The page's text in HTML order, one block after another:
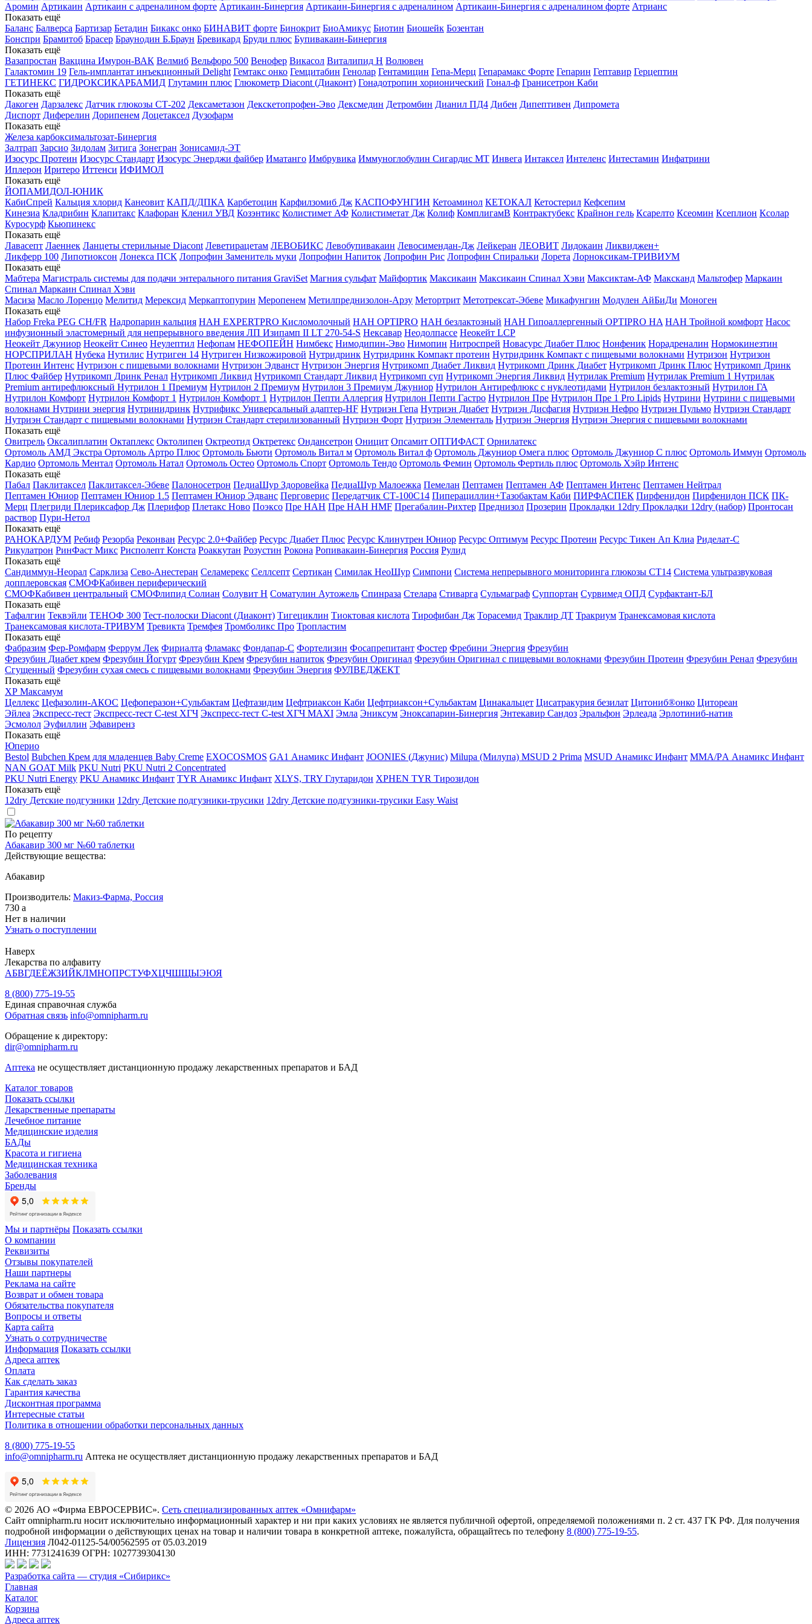
Аромин Артикаин Артикаин с адреналином форте Артикаин-Бинергия Артикаин-Бинергия с адреналином Артикаин-Бинергия с адреналином форте Атрианс
Показать ещё
Баланс Балверса Бартизар Бетадин Бикакс онко БИНАВИТ форте Бинокрит БиоАмикус Биотин Биошейк Бозентан
Бонспри Брамитоб Брасер Браунодин Б.Браун Бревикард Бруди плюс Бупивакаин-Бинергия
Показать ещё
Вазапростан Вакцина Имурон-ВАК Велмиб Вельфоро 500 Венофер Викасол Виталипид Н Волювен
Галактомин 19 Гель-имплантат инъекционный Delight Гемтакс онко Гемцитабин Генолар Гентамицин Гепа-Мерц Гепарамакс Форте Гепарин Гептавир Герцептин
ГЕТИНЕКС ГИДРОКСИКАРБАМИД Глутамин плюс Глюкометр Diacont (Диаконт) Гонадотропин хорионический Гонал-ф Гранисетрон Каби
Показать ещё
Дакоген Дарзалекс Датчик глюкозы СТ-202 Дексаметазон Декскетопрофен-Эво Дексмедин Детромбин Дианил ПД4 Дибен Дипептивен Дипромета
Диспорт Диферелин Дорипенем Доцетаксел Дузофарм
Показать ещё
Железа карбоксимальтозат-Бинергия
Залтрап Зарсио Зидолам Зитига Зонегран Зонисамид-ЭТ
Изосурс Протеин Изосурс Стандарт Изосурс Энерджи файбер Иматанго Имбрувика Иммуноглобулин Сигардис МТ Инвега Интаксел Интеленс Интестамин Инфатрини
Иплерон Иритеро Иттенси ИФИМОЛ
Показать ещё
ЙОПАМИДОЛ-ЮНИК
КабиСпрей Кальция хлорид Канеовит КАПД/ДПКА Карбетоцин Карфилзомиб Дж КАСПОФУНГИН Кетоаминол КЕТОКАЛ Кетостерил Кефсепим
Кинезиа Кладрибин Клапитакс Клафоран Кленил УВД Козэнтикс Колистимет АФ Колистиметат Дж Колиф КомплигамВ Контрактубекс Крайнон гель Ксарелто Ксеомин Ксеплион Ксолар
Куросурф Кьюпинекс
Показать ещё
Лавасепт Лаеннек Ланцеты стерильные Diacont Леветирацетам ЛЕВОБИКС Левобупивакаин Левосимендан-Дж Лейкеран ЛЕОВИТ Лидокаин Ликвиджен+
Ликферр 100 Липотиоксон Лонекса ПСК Лопрофин Заменитель муки Лопрофин Напиток Лопрофин Рис Лопрофин Спиральки Лорета Лорноксикам-ТРИВИУМ
Показать ещё
Мабтера Магистраль системы для подачи энтерального питания GraviSet Магния сульфат Майфортик Максикаин Максикаин Спинал Хэви Максиктам-АФ Максканд Мальтофер Маркаин
Спинал Маркаин Спинал Хэви
Масиза Масло Лоренцо Мелитид Мерексид Меркаптопурин Меропенем Метилпреднизолон-Арзу Метортрит Метотрексат-Эбеве Микафунгин Модулен АйБиДи Моноген
Показать ещё
Набор Freka PEG CH/FR Надропарин кальция НАН EXPERTPRO Кисломолочный НАН OPTIPRO НАН безлактозный НАН Гипоаллергенный OPTIPRO HA НАН Тройной комфорт Насос
инфузионный эластомерный для непрерывного введения ЛП Изипамп II LT 270-54-S Нексавар Неодолпассе Неокейт LCP
Неокейт Джуниор Неокейт Синео Неулептил Нефопам НЕФОПЕЙН Нимбекс Нимодипин-Эво Нимопин Нитроспрей Новасурс Диабет Плюс Нонфеник Норадреналин Нормокинезтин
НОРСПРИЛАН Нубека Нутилис Нутриген 14 Нутриген Низкожировой Нутридринк Нутридринк Компакт протеин Нутридринк Компакт с пищевыми волокнами Нутризон Нутризон
Протеин Интенс Нутризон с пищевыми волокнами Нутризон Эдванст Нутризон Энергия Нутрикомп Диабет Ликвид Нутрикомп Дринк Диабет Нутрикомп Дринк Плюс Нутрикомп Дринк
Плюс Файбер Нутрикомп Дринк Ренал Нутрикомп Ликвид Нутрикомп Стандарт Ликвид Нутрикомп суп Нутрикомп Энергия Ликвид Нутрилак Premium Нутрилак Premium 1 Нутрилак
Premium антирефлюксный Нутрилон 1 Премиум Нутрилон 2 Премиум Нутрилон 3 Премиум Джуниор Нутрилон Антирефлюкс с нуклеотидами Нутрилон безлактозный Нутрилон ГА
Нутрилон Комфорт Нутрилон Комфорт 1 Нутрилон Комфорт 1 Нутрилон Пепти Аллергия Нутрилон Пепти Гастро Нутрилон Пре Нутрилон Пре 1 Pro Lipids Нутрини Нутрини с пищевыми
волокнами Нутрини энергия Нутринидринк Нутрификс Универсальный адаптер-HF Нутриэн Гепа Нутриэн Диабет Нутриэн Дисфагия Нутриэн Нефро Нутриэн Пульмо Нутриэн Стандарт
Нутриэн Стандарт с пищевыми волокнами Нутриэн Стандарт стерилизованный Нутриэн Форт Нутриэн Элементаль Нутриэн Энергия Нутриэн Энергия с пищевыми волокнами
Показать ещё
Овитрель Оксалиплатин Октаплекс Октолипен Октреотид Октретекс Ондансетрон Оницит Опсамит ОПТИФАСТ Орнилатекс
Ортомоль АМД Экстра Ортомоль Артро Плюс Ортомоль Бьюти Ортомоль Витал м Ортомоль Витал ф Ортомоль Джуниор Омега плюс Ортомоль Джуниор С плюс Ортомоль Иммун Ортомоль
Кардио Ортомоль Ментал Ортомоль Натал Ортомоль Остео Ортомоль Спорт Ортомоль Тендо Ортомоль Фемин Ортомоль Фертиль плюс Ортомоль Хэйр Интенс
Показать ещё
Пабал Паклитаксел Паклитаксел-Эбеве Палоносетрон ПедиаШур Здоровейка ПедиаШур Малоежка Пемелан Пептамен Пептамен АФ Пептамен Интенс Пептамен Нейтрал
Пептамен Юниор Пептамен Юниор 1.5 Пептамен Юниор Эдванс Перговерис Передатчик СТ-100С14 Пиперациллин+Тазобактам Каби ПИРФАСПЕК Пирфенидон Пирфенидон ПСК ПК-
Мерц Плегриди Плериксафор Дж Плерифор Плетакс Ново Поэксо Пре НАН Пре НАН HMF Прегабалин-Рихтер Преднизол Прозерин Прокладки 12dry Прокладки 12dry (набор) Пронтосан
раствор Пури-Нетол
Показать ещё
РАНОКАРДУМ Ребиф Резорба Реконван Ресурс 2.0+Файбер Ресурс Диабет Плюс Ресурс Клинутрен Юниор Ресурс Оптимум Ресурс Протеин Ресурс Тикен Ап Клиа Риделат-С
Рикулатрон РинФаст Микс Рисполепт Конста Роаккутан Розустин Рокона Ропивакаин-Бинергия Россия Рулид
Показать ещё
Сандиммун-Неорал Сарклиза Сево-Анестеран Селамерекс Селлсепт Сертикан Симилак НеоШур Симпони Система непрерывного мониторинга глюкозы СТ14 Система ультразвуковая
допплеровская СМОФКабивен периферический
СМОФКабивен центральный СМОФлипид Солиан Солувит Н Соматулин Аутожель Спинраза Стелара Стиварга Сульмаграф Суппортан Сурвимед ОПД Сурфактант-БЛ
Показать ещё
Тафалгин Теквэйли ТЕНОФ 300 Тест-полоски Diacont (Диаконт) Тигециклин Тиоктовая кислота Тирофибан Дж Торасемид Траклир ДТ Тракриум Транексамовая кислота
Транексамовая кислота-ТРИВУМ Тревикта Тремфея Тромболикс Про Тропластим
Показать ещё
Фабразим Фер-Ромфарм Феррум Лек Фириалта Фламакс Фондапар-С Фортелизин Фосапрепитант Фостер Фребини Энергия Фрезубин
Фрезубин Диабет крем Фрезубин Йогурт Фрезубин Крем Фрезубин напиток Фрезубин Оригинал Фрезубин Оригинал с пищевыми волокнами Фрезубин Протеин Фрезубин Ренал Фрезубин
Сгущенный Фрезубин сухая смесь с пищевыми волокнами Фрезубин Энергия ФУЛВЕДЖЕКТ
Показать ещё
ХР Максамум
Целлекс Цефазолин-АКОС Цефоперазон+Сульбактам Цефтазидим Цефтриаксон Каби Цефтриаксон+Сульбактам Цинакальцет Цисатракурия безилат Цитониб®онко Цитореан
Эйлеа Экспресс-тест Экспресс-тест C-test ХГЧ Экспресс-тест C-test ХГЧ MAXI Эмла Эниксум Эноксапарин-Бинергия Энтекавир Сандоз Эральфон Эрлеада Эрлотиниб-натив
Эсмолол Эуфиллин Эфавиренз
Показать ещё
Юперио
Bestol Bubchen Крем для младенцев Baby Creme EXOCOSMOS GA1 Анамикс Инфант JOONIES (Джунис) Milupa (Милупа) MSUD 2 Prima MSUD Анамикс Инфант MМА/PА Анамикс Инфант
NAN GOAT Milk PKU Nutri PKU Nutri 2 Concentrated
PKU Nutri Energy PKU Анамикс Инфант TYR Анамикс Инфант XLYS, TRY Глутаридон XPHEN TYR Тирозидон
Показать ещё
12dry Детские подгузники 12dry Детские подгузники-трусики 12dry Детские подгузники-трусики Easy Waist
По рецепту
Абакавир 300 мг №60 таблетки
Действующие вещества:
Абакавир
Производитель: Макиз-Фарма, Россия
730 a
Нет в наличии
Узнать о поступлении
Наверх
Лекарства по алфавиту
АБВГДЕЁЖЗИЙКЛМНОПРСТУФХЦЧШЩЫЭЮЯ
8 (800) 775-19-55
Единая справочная служба
Обратная связь info@omnipharm.ru
Обращение к директору:
dir@omnipharm.ru
Аптека не осуществляет дистанционную продажу лекарственных препаратов и БАД
Каталог товаров
Показать ссылки
Лекарственные препараты
Лечебное питание
Медицинские изделия
БАДы
Красота и гигиена
Медицинская техника
Заболевания
Бренды
Мы и партнёры Показать ссылки
О компании
Реквизиты
Отзывы покупателей
Наши партнеры
Реклама на сайте
Возврат и обмен товара
Обязательства покупателя
Вопросы и ответы
Карта сайта
Узнать о сотрудничестве
Информация Показать ссылки
Адреса аптек
Оплата
Как сделать заказ
Гарантия качества
Дисконтная программа
Интересные статьи
Политика в отношении обработки персональных данных
8 (800) 775-19-55
info@omnipharm.ru Аптека не осуществляет дистанционную продажу лекарственных препаратов и БАД
© 2026 АО «Фирма ЕВРОСЕРВИС». Сеть специализированных аптек «Омнифарм»
Сайт omnipharm.ru носит исключительно информационный характер и ни при каких условиях не является публичной офертой, определяемой положениями п. 2 ст. 437 ГК РФ. Для получения
подробной информации о действующих ценах на товар и наличии товара в конкретной аптеке, пожалуйста, обращайтесь по телефону 8 (800) 775-19-55.
Лицензия Л042-01125-54/00562595 от 05.03.2019
ИНН: 7731241639 ОГРН: 1027739304130
Разработка сайта — студия «Сибирикс»
Главная
Каталог
Корзина
Адреса аптек